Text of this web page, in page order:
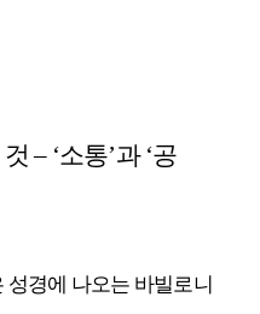
– ‘소통’과 ‘공
성경에 나오는 바빌로니